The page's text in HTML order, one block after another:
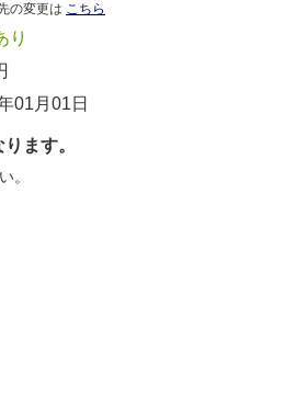
の変更は こちら
り
01月01日
ます。
。